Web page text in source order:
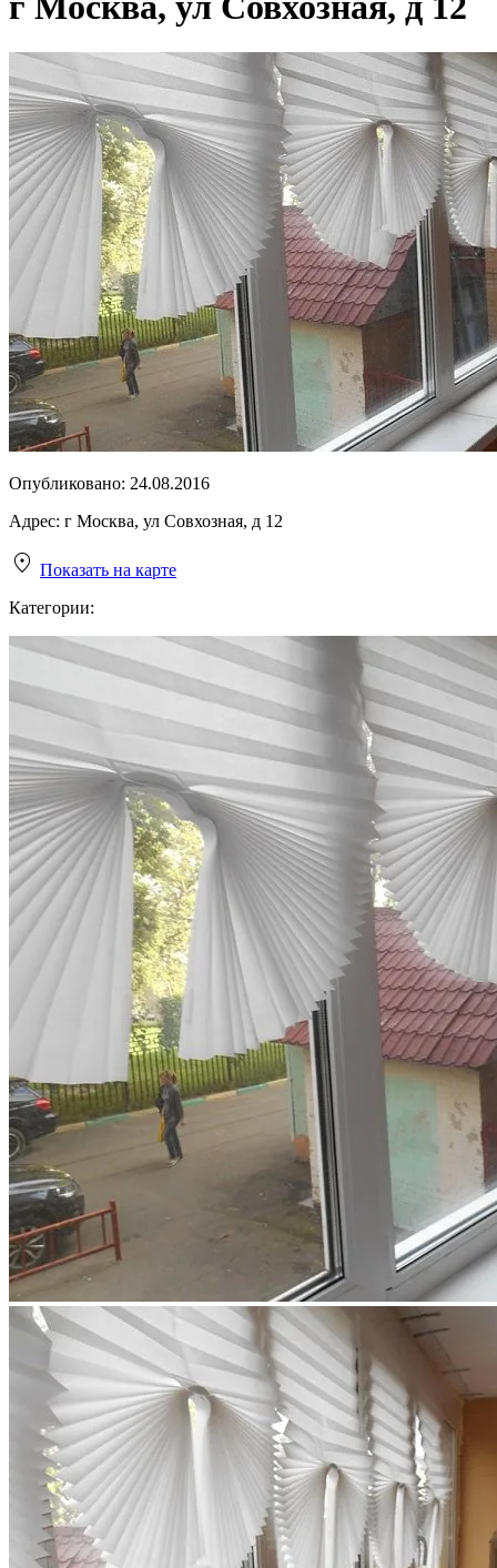
Опубликовано: 24.08.2016
Адрес: г Москва, ул Совхозная, д 12
Показать на карте
Категории: